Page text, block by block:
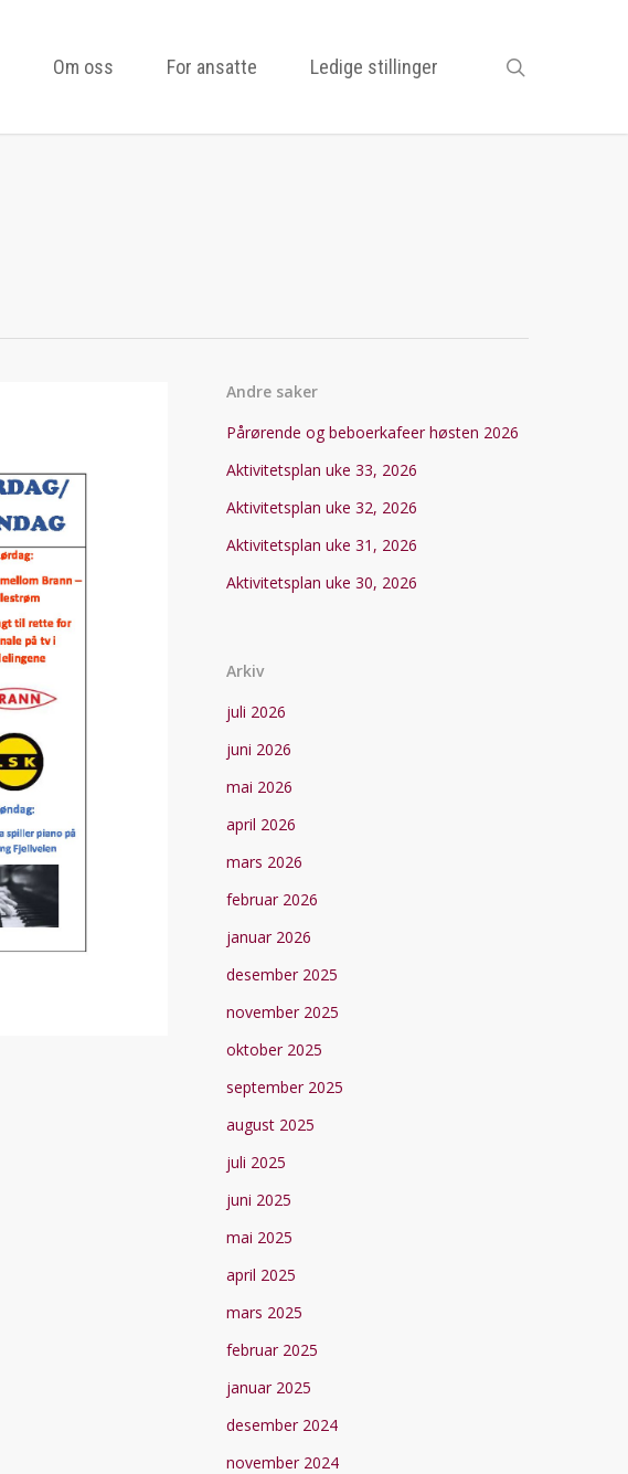
Om oss For ansatte Ledige stillinger
Andre saker
Pårørende og beboerkafeer høsten 2026
Aktivitetsplan uke 33, 2026
Aktivitetsplan uke 32, 2026
Aktivitetsplan uke 31, 2026
Aktivitetsplan uke 30, 2026
Arkiv
juli 2026
juni 2026
mai 2026
april 2026
mars 2026
februar 2026
januar 2026
desember 2025
november 2025
oktober 2025
september 2025
august 2025
juli 2025
juni 2025
mai 2025
april 2025
mars 2025
februar 2025
januar 2025
desember 2024
november 2024